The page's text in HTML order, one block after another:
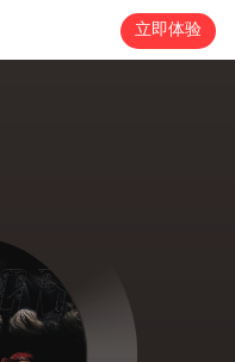
立即体验